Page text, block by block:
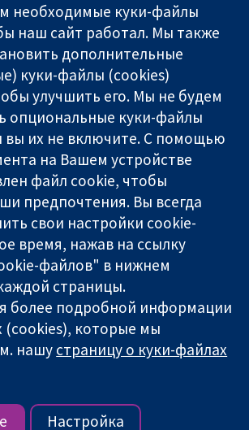
11-13 Cavendish
Square
London
W1G 0AN
United Kingdom
Связаться с
нами
Новости
Пресс-
служба
О нас
Работа
Cochrane
Library
is a charity (no. 1045921) and a
(no. 03044323) registered in
registration number GB 718 2127 49.
Cochrane Collaboration
необходимые куки-файлы
наш сайт работал. Мы также
дополнительные
куки-файлы (cookies)
улучшить его. Мы не будем
опциональные куки-файлы
вы их не включите. С помощью
на Вашем устройстве
файл cookie, чтобы
предпочтения. Вы всегда
свои настройки cookie-
время, нажав на ссылку
файлов" в нижнем
страницы.
более подробной информации
(cookies), которые мы
нашу страницу о куки-файлах
Настройка